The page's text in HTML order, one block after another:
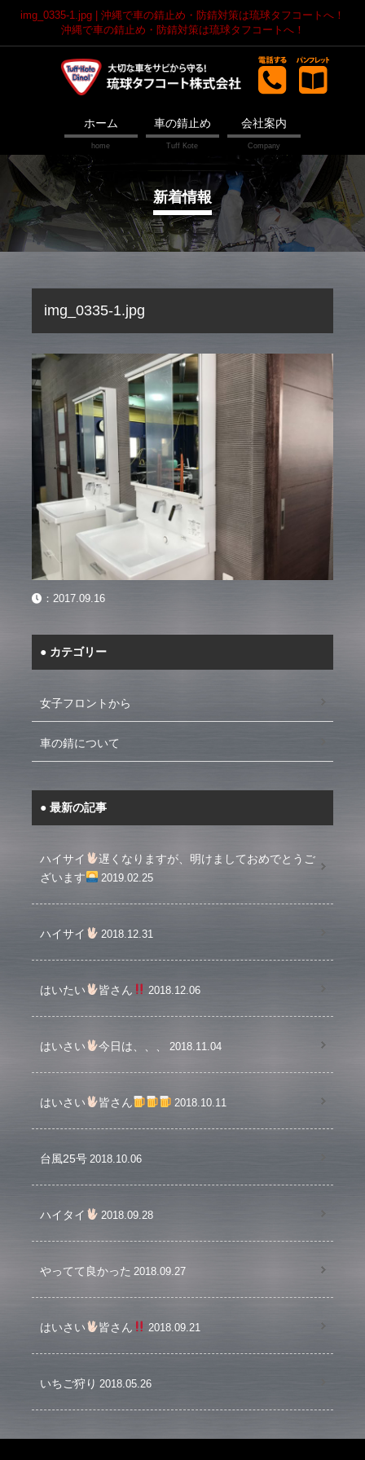
img_0335-1.jpg | 沖縄で車の錆止め・防錆対策は琉球タフコートへ！
沖縄で車の錆止め・防錆対策は琉球タフコートへ！
ホーム 車の錆止め 会社案内
新着情報
img_0335-1.jpg
： 2017.09.16
カテゴリー
女子フロントから
車の錆について
最新の記事
ハイサイ
遅くなりますが、明けましておめでとうご
ざいます
2019.02.25
ハイサイ 2018.12.31
はいたい 皆さん 2018.12.06
はいさい 今日は、、、 2018.11.04
はいさい 皆さん 2018.10.11
台風25号 2018.10.06
ハイタイ 2018.09.28
やってて良かった 2018.09.27
はいさい 皆さん 2018.09.21
いちご狩り 2018.05.26